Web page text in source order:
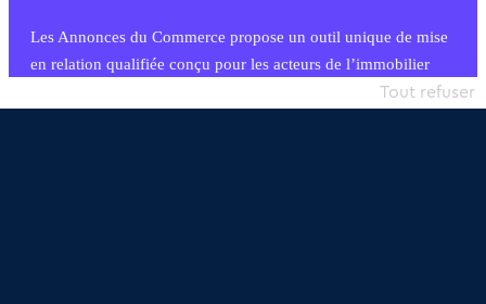
Les Annonces du Commerce propose un outil unique de mise
en relation qualifiée conçu pour les acteurs de l’immobilier
commercial et les collectivités territoriales, simple et intégrant
Tout refuser